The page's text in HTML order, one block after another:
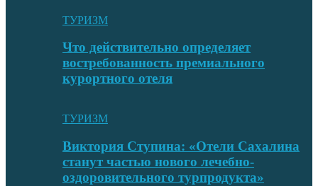
ТУРИЗМ
Что действительно определяет
востребованность премиального
курортного отеля
ТУРИЗМ
Виктория Ступина: «Отели Сахалина
станут частью нового лечебно-
оздоровительного турпродукта»